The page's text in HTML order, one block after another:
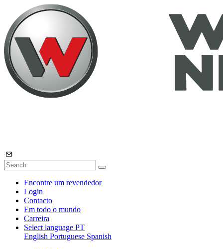
Encontre um revendedor
Login
Contacto
Em todo o mundo
Carreira
Select language PT
English Portuguese Spanish